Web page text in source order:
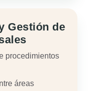
Gestión de
procedimientos
áreas